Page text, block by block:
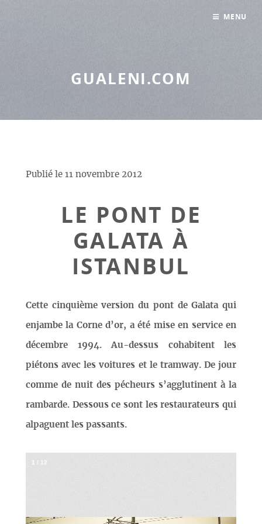
GUALENI.COM
Publié le 11 novembre 2012
LE PONT DE
GALATA À
ISTANBUL
Cette cinquième version du pont de Galata qui
enjambe la Corne d’or, a été mise en service en
décembre 1994. Au-dessus cohabitent les
piétons avec les voitures et le tramway. De jour
comme de nuit des pécheurs s’agglutinent à la
rambarde. Dessous ce sont les restaurateurs qui
alpaguent les passants.
1 / 12
MENU